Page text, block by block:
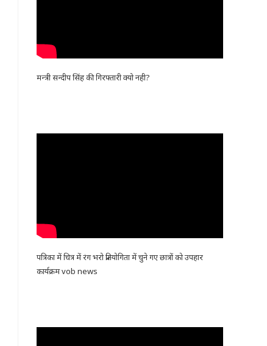
मन्त्री सन्दीप सिंह की गिरफ्तारी क्यो नही?
पत्रिका में चित्र में रंग भरो प्रतियोगिता में चुने गए छात्रों को उपहार
कार्यक्रम vob news